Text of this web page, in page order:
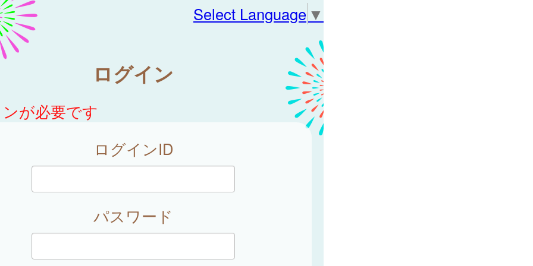
Select Language ▼
ログイン
が必要です
ログインID
パスワード